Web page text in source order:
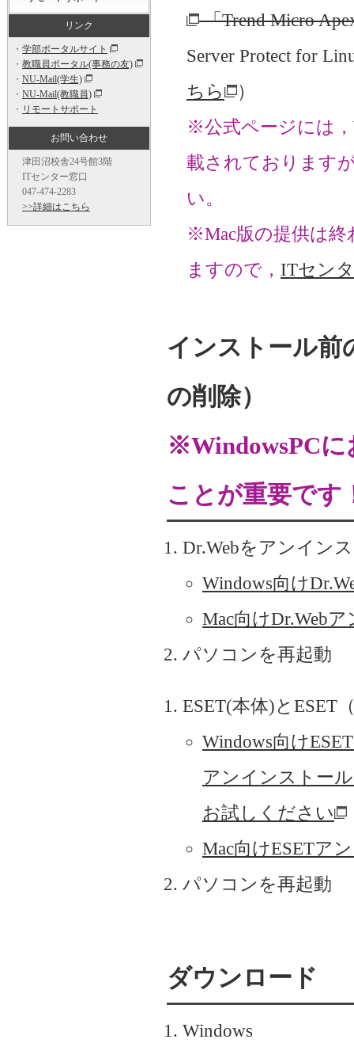
「Trend Micro
Server Protect for
ちら
）
※公式ページには
載されております
い。
※Mac版の提供は終
ますので， ITセン
インストール前
の削除）
※WindowsPCに
ことが重要です
Dr.Webをアンイン
Windows向け
Mac向けDr.Web
パソコンを再起動
ESET(本体)とESET
Windows向け
アンインストー
お試しください
Mac向けESETア
パソコンを再起動
ダウンロード
Windows
リンク
・ 学部ポータルサイト
・ 教職員ポータル(事務の友)
・ NU-Mail(学生)
・ NU-Mail(教職員)
・ リモートサポート
お問い合わせ
津田沼校舎24号館3階
ITセンター窓口
047-474-2283
>>詳細はこちら